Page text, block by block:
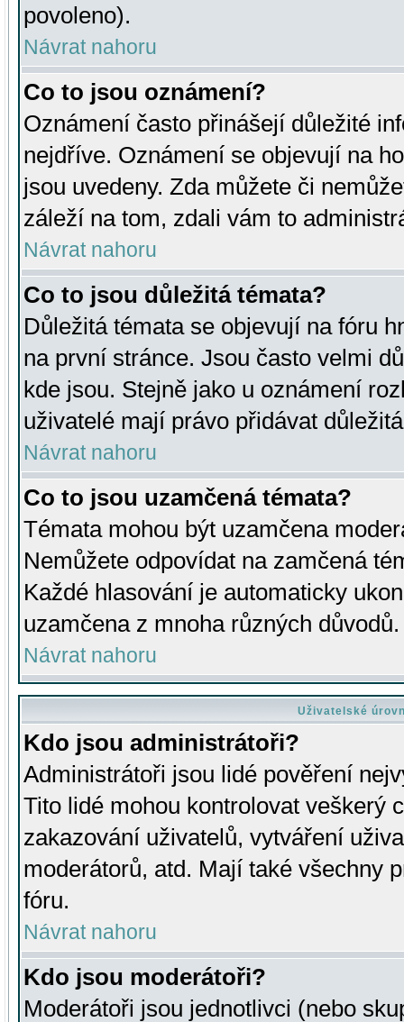
povoleno).
Návrat nahoru
Co to jsou oznámení?
Oznámení často přinášejí důležité
nejdříve. Oznámení se objevují na
jsou uvedeny. Zda můžete či
záleží na tom, zdali vám to
Návrat nahoru
Co to jsou důležitá témata?
Důležitá témata se objevují na fóru
na první stránce. Jsou často velmi
kde jsou. Stejně jako u oznámení
uživatelé mají právo přidávat
Návrat nahoru
Co to jsou uzamčená témata?
Témata mohou být uzamčena
Nemůžete odpovídat na zamčená
Každé hlasování je automaticky
uzamčena z mnoha různých důvodů.
Návrat nahoru
Uživatelské
Kdo jsou administrátoři?
Administrátoři jsou lidé pověření
Tito lidé mohou kontrolovat veškerý
zakazování uživatelů, vytváření
moderátorů, atd. Mají také všechny
fóru.
Návrat nahoru
Kdo jsou moderátoři?
Moderátoři jsou jednotlivci (nebo